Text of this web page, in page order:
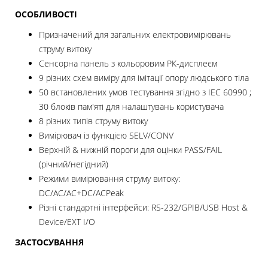
ОСОБЛИВОСТІ
Призначений для загальних електровимірювань
струму витоку
Сенсорна панель з кольоровим РК-дисплеєм
9 різних схем виміру для імітації опору людського тіла
50 встановлених умов тестування згідно з IEC 60990 ;
30 блоків пам'яті для налаштувань користувача
8 різних типів струму витоку
Вимірювач із функцією SELV/CONV
Верхній & нижній пороги для оцінки PASS/FAIL
(річний/негідний)
Режими вимірювання струму витоку:
DC/AC/AC+DC/ACPeak
Різні стандартні інтерфейси: RS-232/GPIB/USB Host &
Device/EXT I/O
ЗАСТОСУВАННЯ